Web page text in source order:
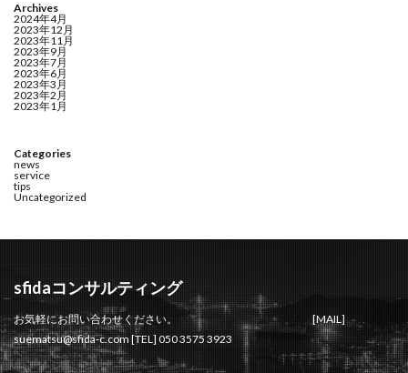
Archives
2024年4月
2023年12月
2023年11月
2023年9月
2023年7月
2023年6月
2023年3月
2023年2月
2023年1月
Categories
news
service
tips
Uncategorized
sfidaコンサルティング
お気軽にお問い合わせください。 [MAIL]
suematsu@sfida-c.com [TEL] 050 3575 3923